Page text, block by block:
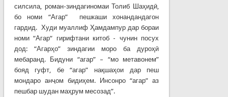
силсила, роман-зиндагиномаи Толиб Шаҳидӣ,
бо номи “Агар” пешкаши хонандандагон
гардид. Худи муаллиф Ҳамдампур дар бораи
номи “Агар“ гирифтани китоб - чунин посух
дод: “Агарҳо” зиндагии моро ба дуроҳӣ
мебаранд. Бидуни “агар” – “мо метавонем”
бояд гуфт, бе “агар” нақшаҳои дар пеш
мондаро анҷом бидиҳем. Инсонро “агар” аз
пешбар шудан маҳрум месозад”.